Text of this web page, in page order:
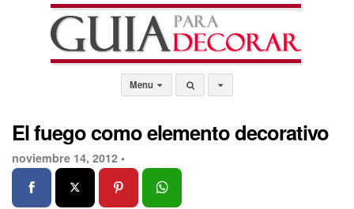
Menu
El fuego como elemento decorativo
noviembre 14, 2012 •